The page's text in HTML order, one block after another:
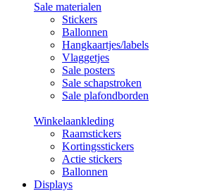
Sale materialen
Stickers
Ballonnen
Hangkaartjes/labels
Vlaggetjes
Sale posters
Sale schapstroken
Sale plafondborden
Winkelaankleding
Raamstickers
Kortingsstickers
Actie stickers
Ballonnen
Displays